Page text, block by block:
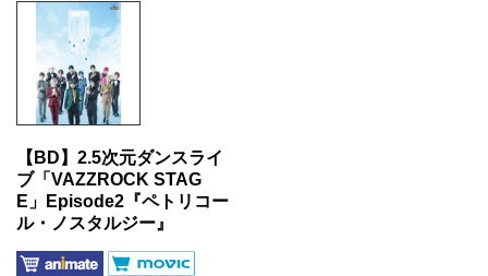
【BD】2.5次元ダンスライ
ブ「VAZZROCK STAG
E」Episode2『ペトリコー
ル・ノスタルジー』